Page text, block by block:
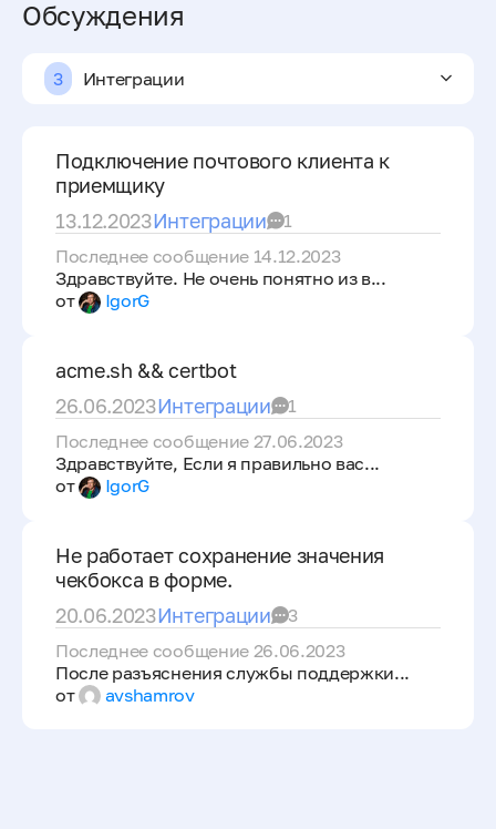
Обсуждения
3 Интеграции
Подключение почтового клиента к
приемщику
13.12.2023Интеграции
1
Последнее сообщение 14.12.2023
Здравствуйте. Не очень понятно из в...
от
IgorG
acme.sh && certbot
26.06.2023Интеграции
1
Последнее сообщение 27.06.2023
Здравствуйте, Если я правильно вас...
от
IgorG
Не работает сохранение значения
чекбокса в форме.
20.06.2023Интеграции
3
Последнее сообщение 26.06.2023
После разъяснения службы поддержки...
от
avshamrov